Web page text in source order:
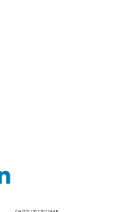
Cel: (57+) 302 3022448